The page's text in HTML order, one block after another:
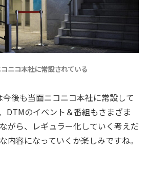
ニコ本社に常設されている
今後も当面ニコニコ本社に常設して
DTMのイベント＆番組もさまざま
がら、レギュラー化していく考えだ
内容になっていくか楽しみですね。